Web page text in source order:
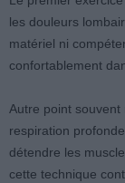
les douleurs
matériel ni
confortablement
Autre point
respiration
détendre les
cette technique